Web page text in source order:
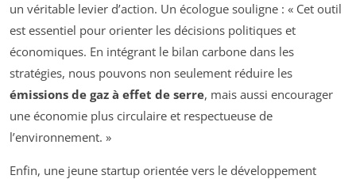
un véritable levier d’action. Un écologue souligne : « Cet outil
est essentiel pour orienter les décisions politiques et
économiques. En intégrant le bilan carbone dans les
stratégies, nous pouvons non seulement réduire les
émissions de gaz à effet de serre, mais aussi encourager
une économie plus circulaire et respectueuse de
l’environnement. »
Enfin, une jeune startup orientée vers le développement